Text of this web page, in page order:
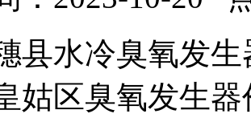
水冷臭氧发生
姑区臭氧发生